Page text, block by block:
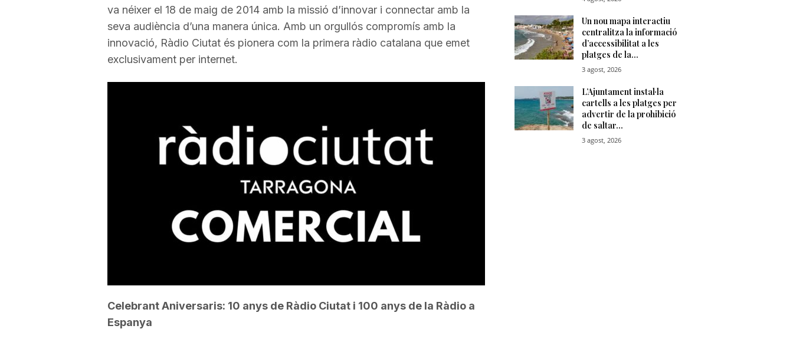
t
T
r
a
va néixer el 18 de maig de 2014 amb la missió d’innovar i connectar amb la
seva audiència d’una manera única. Amb un orgullós compromís amb la
innovació, Ràdio Ciutat és pionera com la primera ràdio catalana que emet
exclusivament per internet.
Celebrant Aniversaris: 10 anys de Ràdio Ciutat i 100 anys de la Ràdio a
Espanya